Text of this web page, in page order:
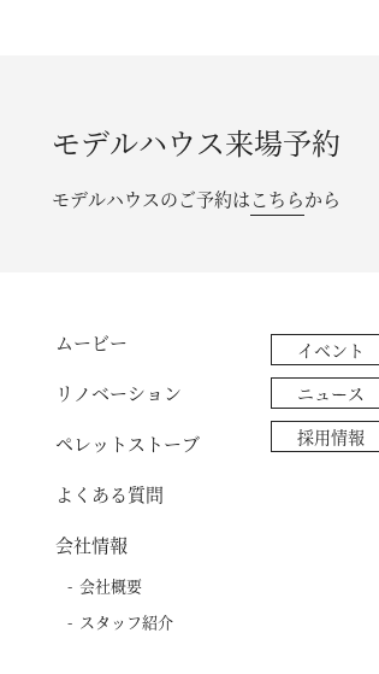
モデルハウス来場予約
モデルハウスのご予約はこちらから
ムービー
リノベーション
ペレットストーブ
よくある質問
会社情報
会社概要
スタッフ紹介
イベント
ニュース
採用情報